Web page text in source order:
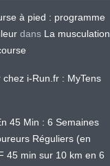
à pied : programme
dans La musculation
chez i-Run.fr : MyTens
45 Min : 6 Semaines
Réguliers (en
45 min sur 10 km en 6